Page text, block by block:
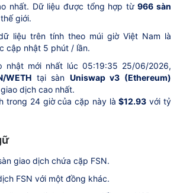
nhất. Dữ liệu được tổng hợp từ966 sàn
giới.
liệu trên tính theo múi giờ Việt Nam là
cập nhật 5 phút / lần.
nhật mới nhất lúc 05:19:35 25/06/2026,
WETHtại sàn Uniswap v3 (Ethereum)
dịch cao nhất.
trong 24 giờ của cặp này là$12.93 với tỷ
giao dịch chứa cặp FSN.
FSN với một đồng khác.